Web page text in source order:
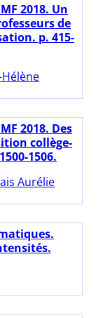
2018. Un
de
p. 415-
2018. Des
collège-
1506.
Aurélie